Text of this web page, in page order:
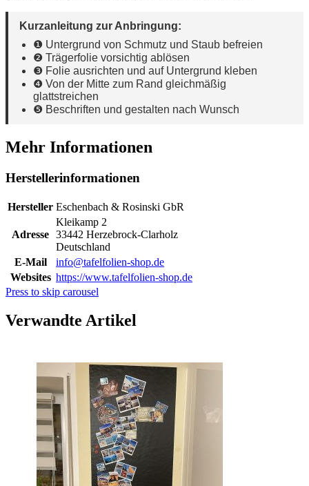
Kurzanleitung zur Anbringung:
❶ Untergrund von Schmutz und Staub befreien
❷ Trägerfolie vorsichtig ablösen
❸ Folie ausrichten und auf Untergrund kleben
❹ Von der Mitte zum Rand gleichmäßig
glattstreichen
❺ Beschriften und gestalten nach Wunsch
Mehr Informationen
Herstellerinformationen
Hersteller Eschenbach & Rosinski GbR
Adresse
Kleikamp 2
33442 Herzebrock-Clarholz
Deutschland
E-Mail
info@tafelfolien-shop.de
Websites https://www.tafelfolien-shop.de
Press to skip carousel
Verwandte Artikel